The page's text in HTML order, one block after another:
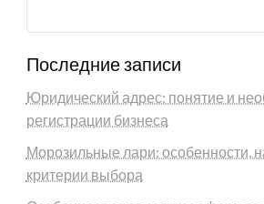
Последние записи
Юридический адрес: понятие и
регистрации бизнеса
Морозильные лари: особенности,
критерии выбора